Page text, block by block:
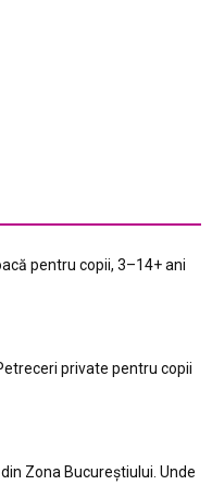
pentru copii, 3–14+ ani
private pentru copii
Zona Bucureştiului. Unde